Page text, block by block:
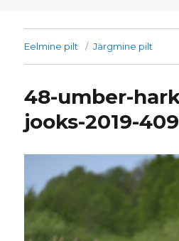
Eelmine pilt Järgmine pilt
48-umber-
jooks-2019-